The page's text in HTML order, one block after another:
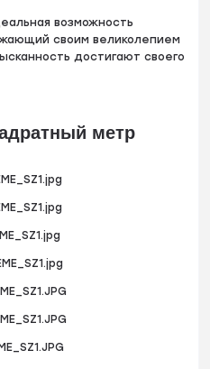
возможность
своим великолепием
достигают своего
метр